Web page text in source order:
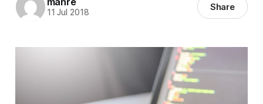
11 Jul 2018 Share